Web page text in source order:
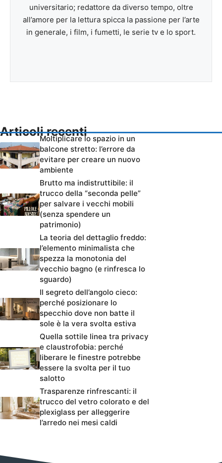
universitario; redattore da diverso tempo, oltre
all’amore per la lettura spicca la passione per l’arte
in generale, i film, i fumetti, le serie tv e lo sport.
Articoli recenti
Moltiplicare lo spazio in un
balcone stretto: l’errore da
evitare per creare un nuovo
ambiente
Brutto ma indistruttibile: il
trucco della “seconda pelle”
per salvare i vecchi mobili
(senza spendere un
patrimonio)
La teoria del dettaglio freddo:
l’elemento minimalista che
spezza la monotonia del
vecchio bagno (e rinfresca lo
sguardo)
Il segreto dell’angolo cieco:
perché posizionare lo
specchio dove non batte il
sole è la vera svolta estiva
Quella sottile linea tra privacy
e claustrofobia: perché
liberare le finestre potrebbe
essere la svolta per il tuo
salotto
Trasparenze rinfrescanti: il
trucco del vetro colorato e del
plexiglass per alleggerire
l’arredo nei mesi caldi